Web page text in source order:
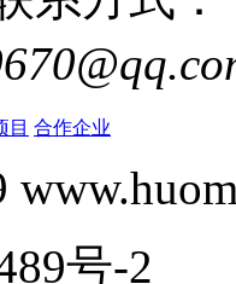
目 合作企业
号-2